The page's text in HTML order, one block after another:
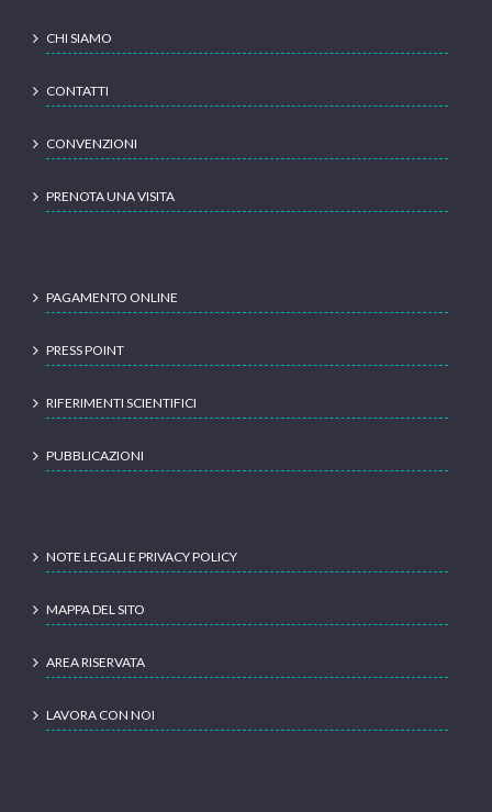
CHI SIAMO
CONTATTI
CONVENZIONI
PRENOTA UNA VISITA
PAGAMENTO ONLINE
PRESS POINT
RIFERIMENTI SCIENTIFICI
PUBBLICAZIONI
NOTE LEGALI E PRIVACY POLICY
MAPPA DEL SITO
AREA RISERVATA
LAVORA CON NOI